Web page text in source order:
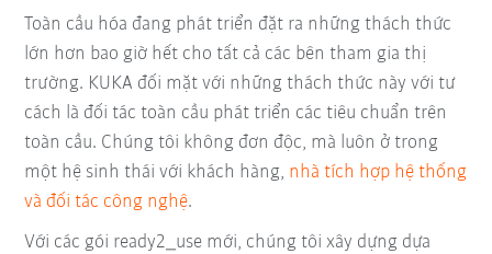
Toàn cầu hóa đang phát triển đặt ra những thách thức
lớn hơn bao giờ hết cho tất cả các bên tham gia thị
trường. KUKA đối mặt với những thách thức này với tư
cách là đối tác toàn cầu phát triển các tiêu chuẩn trên
toàn cầu. Chúng tôi không đơn độc, mà luôn ở trong
một hệ sinh thái với khách hàng, nhà tích hợp hệ thống
và đối tác công nghệ.
Với các gói ready2_use mới, chúng tôi xây dựng dựa